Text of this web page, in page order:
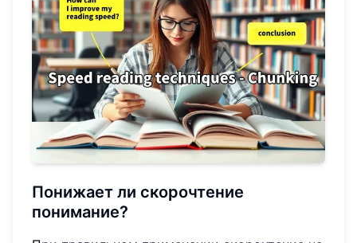
Понижает ли скорочтение
понимание?